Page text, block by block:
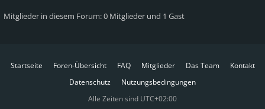
Mitglieder in diesem Forum: 0 Mitglieder und 1 Gast
Startseite Foren-Übersicht FAQ Mitglieder Das Team
Kontakt
Datenschutz
Nutzungsbedingungen
Alle Zeiten sind UTC+02:00